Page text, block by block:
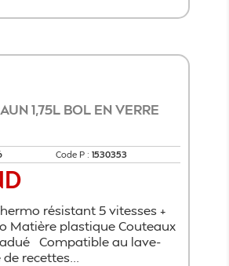
1,75L BOL EN VERRE
Code P : 1530353
résistant 5 vitesses +
Matière plastique Couteaux
Compatible au lave-
recettes...